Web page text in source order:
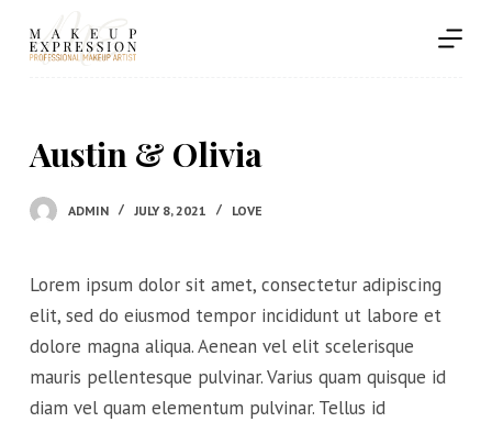
S
k
c
n
n
Austin & Olivia
ADMIN JULY 8, 2021 LOVE
Lorem ipsum dolor sit amet, consectetur adipiscing
elit, sed do eiusmod tempor incididunt ut labore et
dolore magna aliqua. Aenean vel elit scelerisque
mauris pellentesque pulvinar. Varius quam quisque id
diam vel quam elementum pulvinar. Tellus id